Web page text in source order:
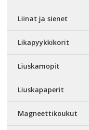
Liinat ja sienet
Likapyykkikorit
Liuskamopit
Liuskapaperit
Magneettikoukut